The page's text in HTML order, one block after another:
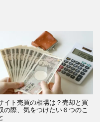
イト売買の相場は？売却と買
の際、気をつけたい６つのこ